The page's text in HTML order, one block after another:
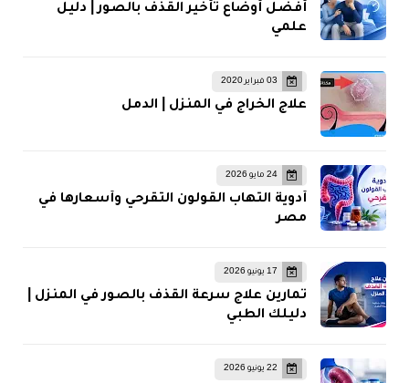
أفضل أوضاع تأخير القذف بالصور | دليل
علمي
03 فبراير 2020
علاج الخراج في المنزل | الدمل
24 مايو 2026
أدوية التهاب القولون التقرحي وأسعارها في
مصر
17 يونيو 2026
تمارين علاج سرعة القذف بالصور في المنزل |
دليلك الطبي
22 يونيو 2026